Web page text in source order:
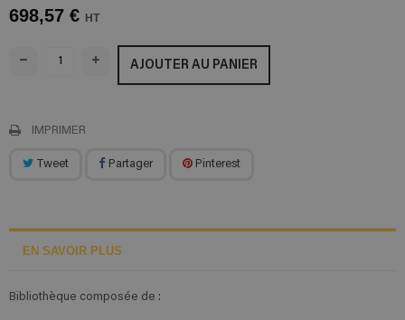
698,57 € HT
AJOUTER AU PANIER
IMPRIMER
Tweet Partager Pinterest
EN SAVOIR PLUS
Bibliothèque composée de :